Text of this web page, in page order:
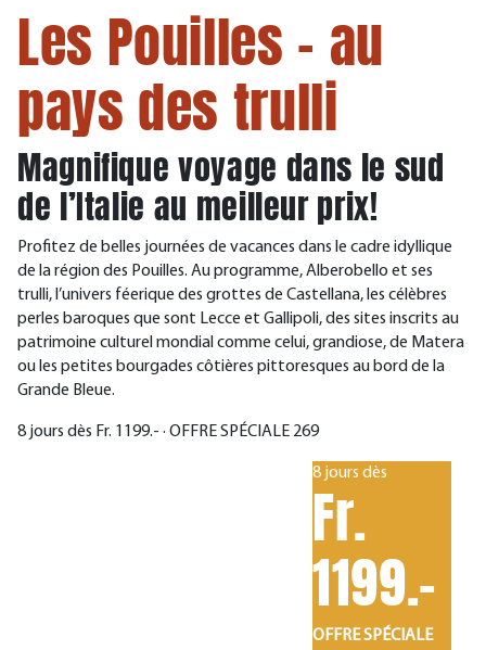
Les Pouilles - au
pays des trulli
Magnifique voyage dans le sud
de l’Italie au meilleur prix!
Profitez de belles journées de vacances dans le cadre idyllique
de la région des Pouilles. Au programme, Alberobello et ses
trulli, l’univers féerique des grottes de Castellana, les célèbres
perles baroques que sont Lecce et Gallipoli, des sites inscrits au
patrimoine culturel mondial comme celui, grandiose, de Matera
ou les petites bourgades côtières pittoresques au bord de la
Grande Bleue.
8 jours dès Fr. 1199.- · OFFRE SPÉCIALE 269
8 jours dès
Fr.
1199.-
OFFRE SPÉCIALE